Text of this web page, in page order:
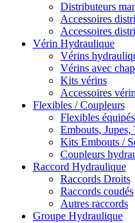
Distributeurs
Accessoires
Accessoires
Vérin Hydraulique
Vérins
Vérins avec
Kits vérins
Accessoires
Flexibles / Coupleurs
Flexibles équipés
Embouts,
Kits Embouts /
Coupleurs
Raccord Hydraulique
Raccords Droits
Raccords coudés
Autres raccords
Groupe Hydraulique